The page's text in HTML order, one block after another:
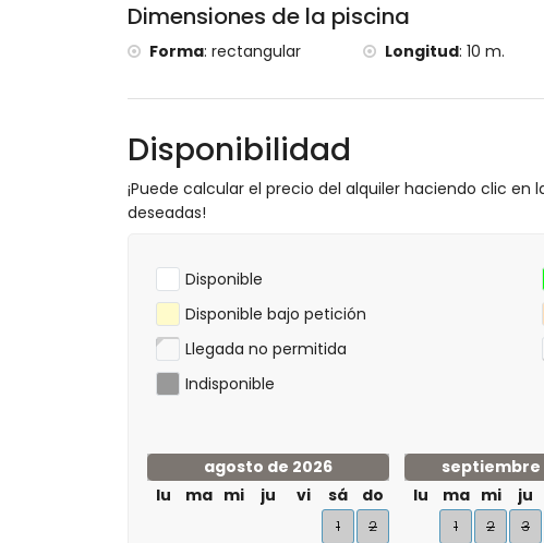
Dimensiones de la piscina
Forma: rectangular Longitud: 10 m.
Disponibilidad
¡Puede calcular el precio del alquiler haciendo clic en
deseadas!
Disponible
Disponible bajo petición
Llegada no permitida
Indisponible
agosto de 2026
lu
ma mi ju vi sá do
1
2
septiembre
lu
ma mi ju
1 2 3